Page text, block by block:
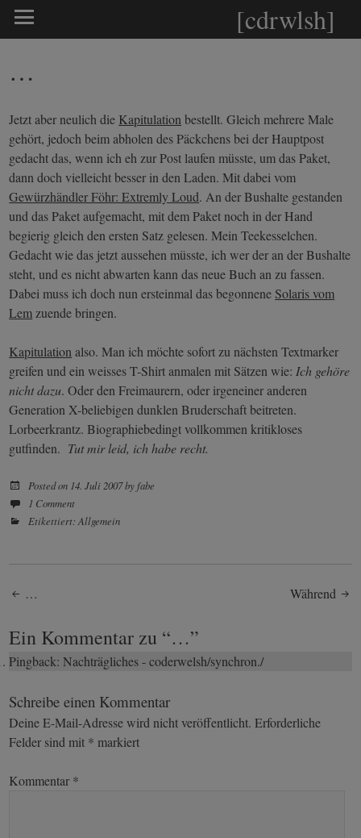
[cdrwlsh]
…
Jetzt aber neulich die Kapitulation bestellt. Gleich mehrere Male
gehört, jedoch beim abholen des Päckchens bei der Hauptpost
gedacht das, wenn ich eh zur Post laufen müsste, um das Paket,
dann doch vielleicht besser in den Laden. Mit dabei vom
Gewürzhändler Föhr: Extremly Loud. An der Bushalte gestanden
und das Paket aufgemacht, mit dem Paket noch in der Hand
begierig gleich den ersten Satz gelesen. Mein Teekesselchen.
Gedacht wie das jetzt aussehen müsste, ich wer der an der Bushalte
steht, und es nicht abwarten kann das neue Buch an zu fassen.
Dabei muss ich doch nun ersteinmal das begonnene Solaris vom
Lem zuende bringen.
Kapitulation also. Man ich möchte sofort zu nächsten Textmarker
greifen und ein weisses T-Shirt anmalen mit Sätzen wie: Ich gehöre
nicht dazu. Oder den Freimaurern, oder irgeneiner anderen
Generation X-beliebigen dunklen Bruderschaft beitreten.
Lorbeerkrantz. Biographiebedingt vollkommen kritikloses
gutfinden. Tut mir leid, ich habe recht.
Posted on 14. Juli 2007by fabe
1 Comment
Etikettiert:Allgemein
Post
navigation
… Während
Ein Kommentar zu “…”
Pingback:Nachträgliches - coderwelsh/synchron./
Schreibe einen Kommentar
Deine E-Mail-Adresse wird nicht veröffentlicht. Erforderliche
Felder sind mit * markiert
Kommentar *